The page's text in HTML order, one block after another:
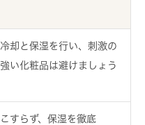
冷却と保湿を行い、刺激の
強い化粧品は避けましょう
こすらず、保湿を徹底